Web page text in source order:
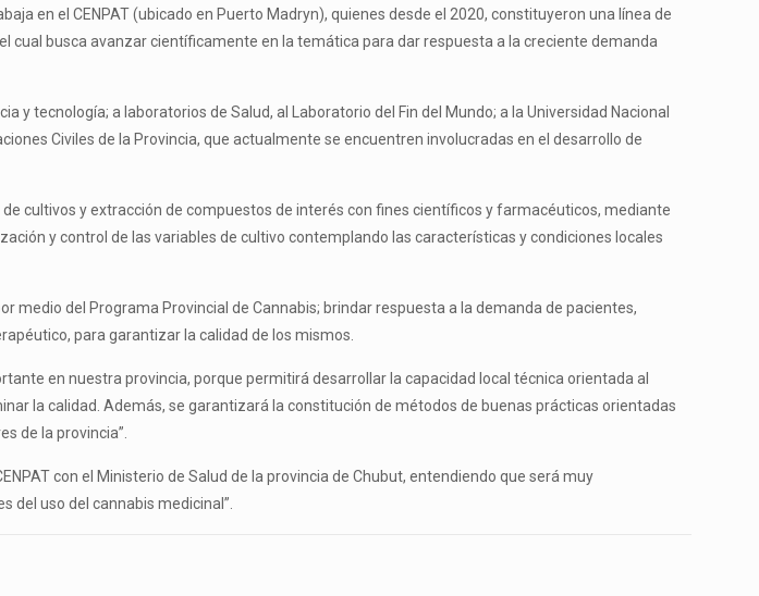
en el CENPAT (ubicado en Puerto Madryn), quienes desde el 2020, constituyeron una línea de
busca avanzar científicamente en la temática para dar respuesta a la creciente demanda
y tecnología; a laboratorios de Salud, al Laboratorio del Fin del Mundo; a la Universidad Nacional
Civiles de la Provincia, que actualmente se encuentren involucradas en el desarrollo de
cultivos y extracción de compuestos de interés con fines científicos y farmacéuticos, mediante
y control de las variables de cultivo contemplando las características y condiciones locales
medio del Programa Provincial de Cannabis; brindar respuesta a la demanda de pacientes,
para garantizar la calidad de los mismos.
en nuestra provincia, porque permitirá desarrollar la capacidad local técnica orientada al
la calidad. Además, se garantizará la constitución de métodos de buenas prácticas orientadas
de la provincia”.
con el Ministerio de Salud de la provincia de Chubut, entendiendo que será muy
del uso del cannabis medicinal”.